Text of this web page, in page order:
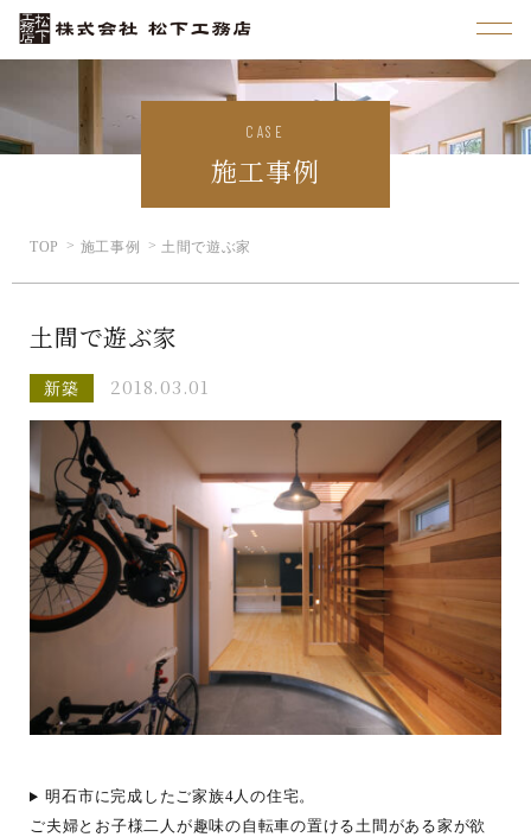
CASE
施工事例
TOP 施工事例 土間で遊ぶ家
土間で遊ぶ家
新築 2018.03.01
明石市に完成したご家族4人の住宅。
ご夫婦とお子様二人が趣味の自転車の置ける土間がある家が欲